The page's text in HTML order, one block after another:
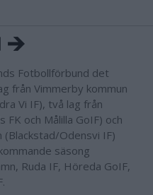
Fotbollförbund det
från Vimmerby kommun
Vi IF), två lag från
och Målilla GoIF) och
Odensvi IF)
säsong
Ruda IF, Höreda GoIF,